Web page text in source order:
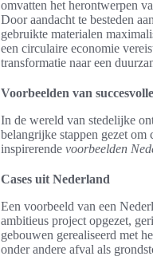
omvatten het herontwerpen
Door aandacht te besteden
gebruikte materialen
een circulaire economie
transformatie naar een
Voorbeelden van
In de wereld van stedelijke
belangrijke stappen gezet
inspirerende voorbeelden
Cases uit Nederland
Een voorbeeld van een
ambitieus project opgezet,
gebouwen gerealiseerd met
onder andere afval als